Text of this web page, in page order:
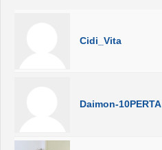
Cidi_Vita
Daimon-10PERTA